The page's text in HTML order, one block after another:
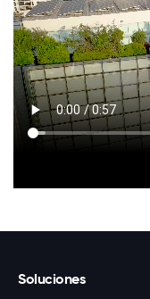
Soluciones